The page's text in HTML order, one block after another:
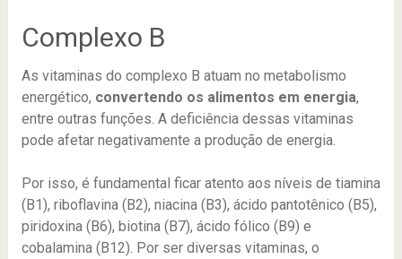
Complexo B
As vitaminas do complexo B atuam no metabolismo
energético, convertendo os alimentos em energia,
entre outras funções. A deficiência dessas vitaminas
pode afetar negativamente a produção de energia.
Por isso, é fundamental ficar atento aos níveis de tiamina
(B1), riboflavina (B2), niacina (B3), ácido pantotênico (B5),
piridoxina (B6), biotina (B7), ácido fólico (B9) e
cobalamina (B12). Por ser diversas vitaminas, o